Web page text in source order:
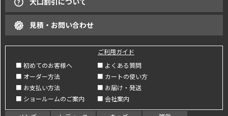
見積・お問い合わせ
ご利用ガイド
■ 初めてのお客様へ
■ よくある質問
■ オーダー方法
■ カートの使い方
■ お支払い方法
■ お届け・発送
■ ショールームのご案内
■ 会社案内